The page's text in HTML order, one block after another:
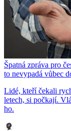
Špatná zpráva pro
to nevypadá vůbec
Lidé, kteří čekali
letech, si počkají.
ho.